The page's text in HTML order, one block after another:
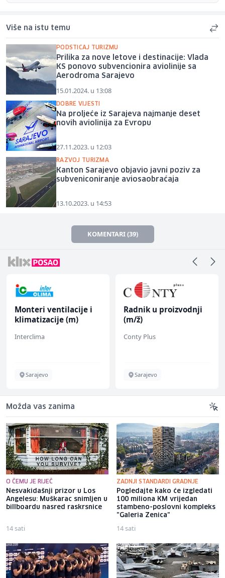
Više na istu temu
PODSTICAJ TURIZMU
Prilika za nove letove i destinacije: Vlada
KS ponovo subvencionira aviolinije sa
Aerodroma Sarajevo
15.01.2024. u 13:08
DOBRE VIJESTI
Na proljeće iz Sarajeva najmanje deset
novih aviolinija za Evropu
27.11.2023. u 12:03
RAZVOJ TURIZMA
Kanton Sarajevo objavio javni poziv za
subveniconiranje aviosaobraćaja
13.10.2023. u 14:53
KOMENTARI (39)
Monteri ventilacije i
klimatizacije (m)
Interclima
Sarajevo
Radnik u proizvodnji
(m/ž)
Conty Plus
Sarajevo
Možda vas zanima
O ČEMU JE RIJEČ
Nesvakidašnji prizor u Los
Angelesu: Muškarac snimljen u
billboardu nasred raskrsnice
14 sati
ZADNJI STANDARDI GRADNJE
Pogledajte kako će izgledati
100 miliona KM vrijedan
stambeno-poslovni kompleks
"Galeria Zenica"
14 sati